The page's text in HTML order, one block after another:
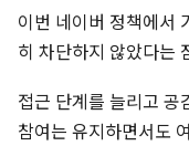
이번 네이버 정책에서
히 차단하지 않았다는
접근 단계를 늘리고
참여는 유지하면서도